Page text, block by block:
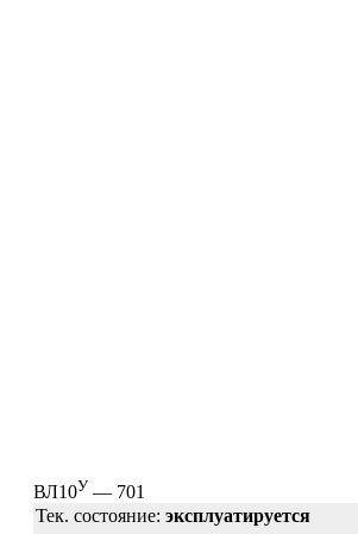
ВЛ10У — 701
Тек. состояние: эксплуатируется